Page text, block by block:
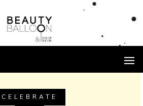
CELEBRATE